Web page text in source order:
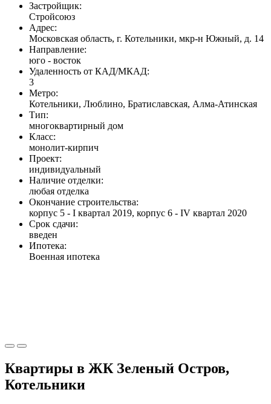
Застройщик:
Стройсоюз
Адрес:
Московская область, г. Котельники, мкр-н Южный, д. 14
Направление:
юго - восток
Удаленность от КАД/МКАД:
3
Метро:
Котельники, Люблино, Братиславская, Алма-Атинская
Тип:
многоквартирный дом
Класс:
монолит-кирпич
Проект:
индивидуальный
Наличие отделки:
любая отделка
Окончание строительства:
корпус 5 - I квартал 2019, корпус 6 - IV квартал 2020
Срок сдачи:
введен
Ипотека:
Военная ипотека
Квартиры в ЖК Зеленый Остров,
Котельники